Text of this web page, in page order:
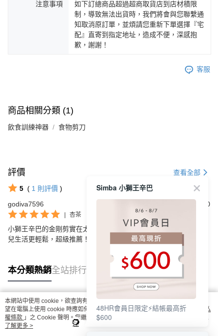
注意事項
如下訂總商品超過超商取貨店到店材積限
制，導致無法出貨時，我們將會與您聯繫通
知取消原訂單，並煩請您重新下單選擇『宅
配』直寄到指定地址，造成不便，深感抱
歉，謝謝！
客服
商品相關分類 (1)
飲食訓練神器 食物剪刀
評價 查看全部
5 ( 1 則評價 )
godiva7596
2025/06/10
| 杏茶
小獅王辛巴的金剛剪實在太好用了，剪食物的時候非常方便，讓育
兒生活更輕鬆，超級推薦！
本分類熱銷全站排行
熱門標籤
本網站中使用 cookie，欲查詢有關本網站使用 cookie 方式之詳情，及若您不希
望在電腦上使用 cookie 時應如何變更電腦的 cookie 設定，請參閱本網站「
隱私
權條款 」之 Cookie 聲明。您繼續使用本網站即表示您同意本公司得按本網站使
用條款之 Cookie 聲明使用 cookie。
了解更多 >
Simba 小獅王辛巴
48HR會員日限定⚡結帳最高折
$600